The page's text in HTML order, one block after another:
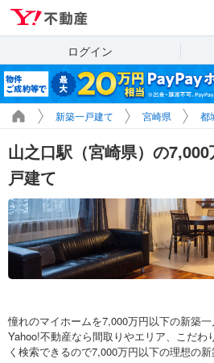
ログイン
新築一戸建て 宮崎県 都
山之口駅（宮崎県）の
戸建て
憧れのマイホームを7,000万円以下の新築一
Yahoo!不動産なら間取りやエリア、こだわ
く検索できるので7,000万円以下の理想の新